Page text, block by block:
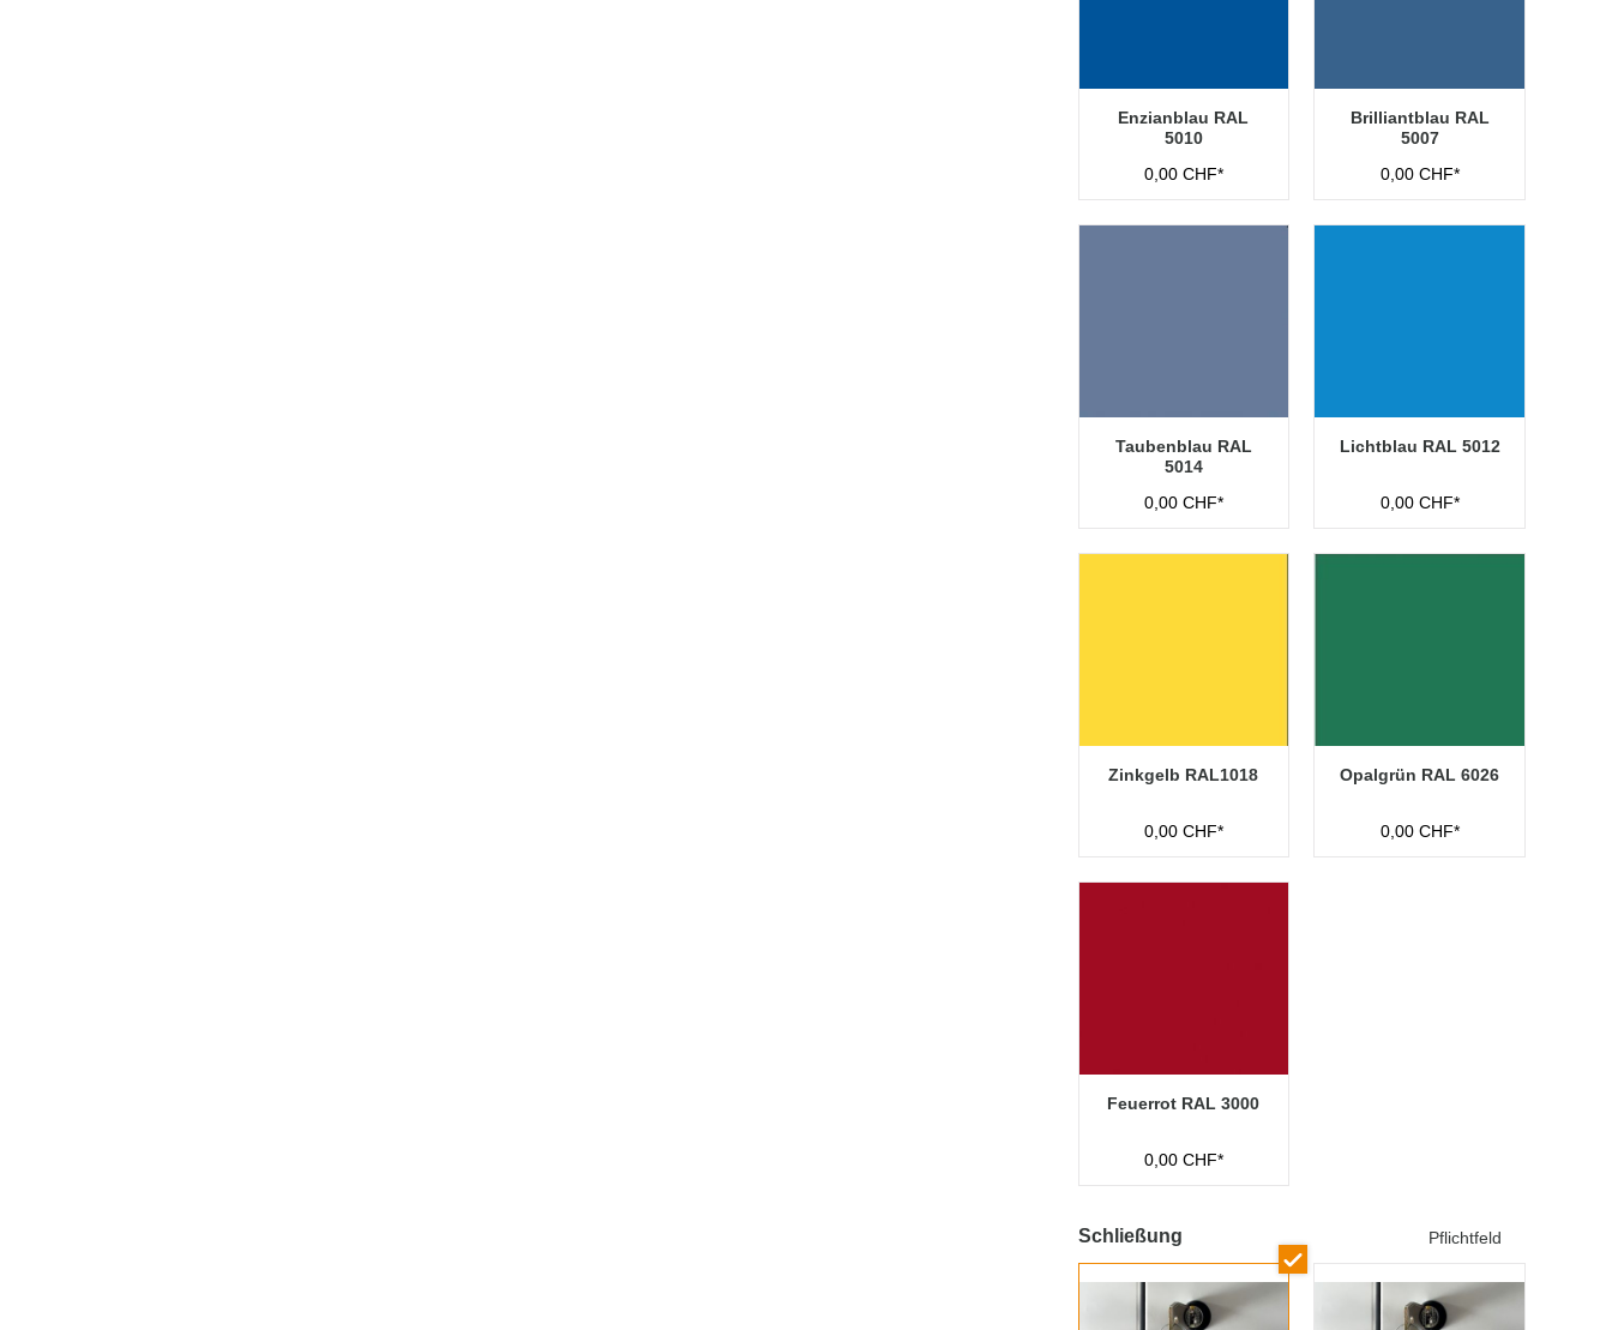
Enzianblau RAL
5010
0,00 CHF*
Brilliantblau RAL
5007
0,00 CHF*
Taubenblau RAL
5014
0,00 CHF*
Lichtblau RAL 5012
0,00 CHF*
Zinkgelb RAL1018
0,00 CHF*
Opalgrün RAL 6026
0,00 CHF*
Feuerrot RAL 3000
0,00 CHF*
Schließung Pflichtfeld